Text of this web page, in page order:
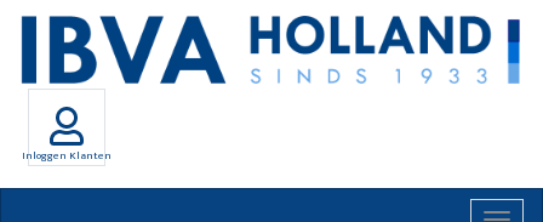
Inloggen Klanten